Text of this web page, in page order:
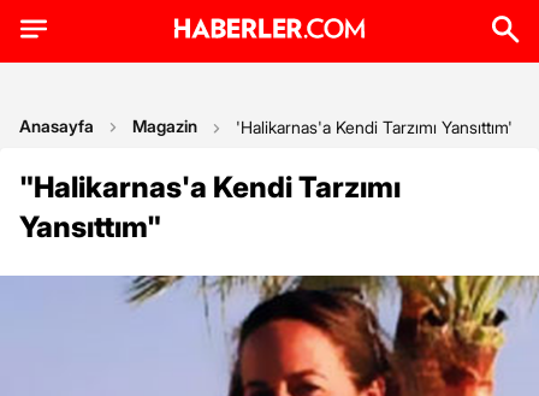
Anasayfa Magazin 'Halikarnas'a Kendi Tarzımı Yansıttım'
"Halikarnas'a Kendi Tarzımı
Yansıttım"